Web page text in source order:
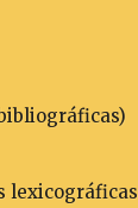
lexicográficas